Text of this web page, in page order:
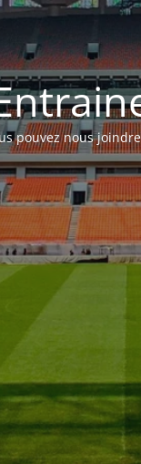
pouvez nous